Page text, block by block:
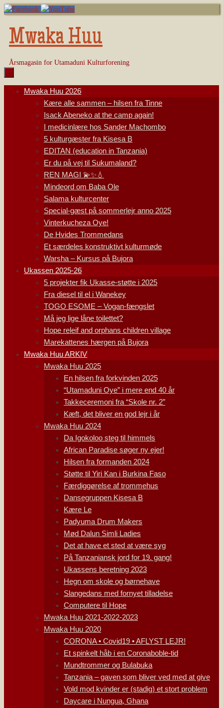
Skip
content
Mwaka Huu
Årsmagasin for Utamaduni Kulturforening
Mwaka Huu 2026
Kære alle sammen – hilsen fra Tinne
Isack Abeneko at the camp again!
I medicinlære hos Sander Machombo
5 kulturgæster fra Kisesa B
EDITAN (education in Tanzania)
Er du på vej til Sukumaland?
REN MAGI 💫✨💧
Mindeord om Baba Ole
Salama kulturcenter
Special-gæst på sommerlejr anno 2025
Vinterkucheza Oye!
De Hvides Trommedans
Et særdeles konstruktivt kulturmøde
Warsha – Kursus på Bujora
Ukassen 2025-26
5 projekter fik Ukasse-støtte i 2025
Fra diesel til el i Wanekey
TOGO ESOME – Vogan-fængslet
Må jeg lige låne toilettet?
Hope releif and orphans children village
Marekattenes hærgen på Bujora
Mwaka Huu ARKIV
Mwaka Huu 2025
En hilsen fra forkvinden 2025
“Utamaduni Oye” i mere end 40 år
Takkeceremoni fra “Skole nr. 2”
Kæft, det bliver en god lejr i år
Mwaka Huu 2024
Da Igokoloo steg til himmels
African Paradise søger ny ejer!
Hilsen fra formanden 2024
Støtte til Yiri Kan i Burkina Faso
Færdiggørelse af trommehus
Dansegruppen Kisesa B
Kære Le
Padyuma Drum Makers
Mød Dalun Simli Ladies
Det at have et sted at være syg
På Tanzaniansk jord for 19. gang!
Ukassens beretning 2023
Hegn om skole og børnehave
Slangedans med fornyet tilladelse
Computere til Hope
Mwaka Huu 2021-2022-2023
Mwaka Huu 2020
CORONA • Covid19 • AFLYST LEJR!
Et spinkelt håb i en Coronaboble-tid
Mundtrommer og Bulabuka
Tanzania – gaven som bliver ved med at give
Vold mod kvinder er (stadig) et stort problem
Daycare i Nungua, Ghana